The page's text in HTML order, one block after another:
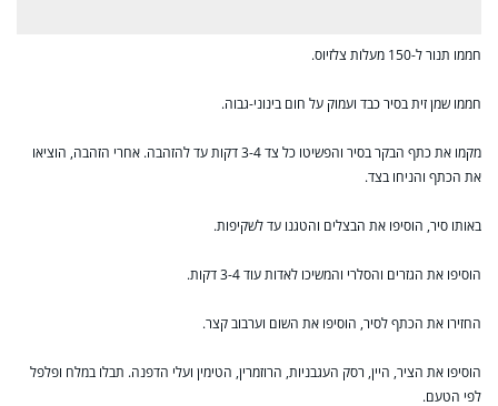
חממו תנור ל-150 מעלות צלזיוס.
חממו שמן זית בסיר כבד ועמוק על חום בינוני-גבוה.
מקמו את כתף הבקר בסיר והפשיטו כל צד 3-4 דקות עד להזהבה. אחרי הזהבה, הוציאו
את הכתף והניחו בצד.
באותו סיר, הוסיפו את הבצלים והטגנו עד לשקיפות.
הוסיפו את הגזרים והסלרי והמשיכו לאדות עוד 3-4 דקות.
החזירו את הכתף לסיר, הוסיפו את השום וערבוב קצר.
הוסיפו את הציר, היין, רסק העגבניות, הרוזמרין, הטימין ועלי הדפנה. תבלו במלח ופלפל
לפי הטעם.